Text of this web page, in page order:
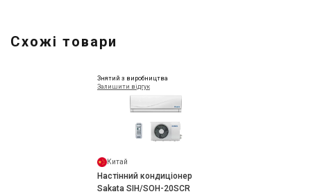
Схожі товари
Знятий з виробництва
Залишити відгук
Китай
Настінний кондиціонер
Sakata SIH/SOH-20SCR